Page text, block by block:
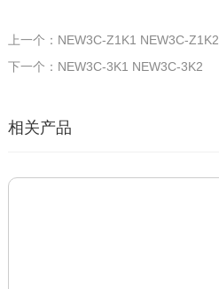
上一个：NEW3C-Z1K1 NEW3C-Z1K2
下一个：NEW3C-3K1 NEW3C-3K2
相关产品